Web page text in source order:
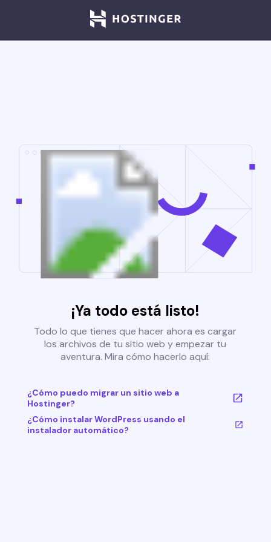
¡Ya todo está listo!
Todo lo que tienes que hacer ahora es cargar
los archivos de tu sitio web y empezar tu
aventura. Mira cómo hacerlo aquí:
¿Cómo puedo migrar un sitio web a
Hostinger?
¿Cómo instalar WordPress usando el
instalador automático?